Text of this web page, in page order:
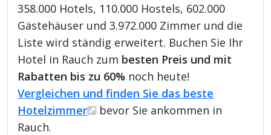
358.000 Hotels, 110.000 Hostels, 602.000
Gästehäuser und 3.972.000 Zimmer und die
Liste wird ständig erweitert. Buchen Sie Ihr
Hotel in Rauch zum besten Preis und mit
Rabatten bis zu 60% noch heute!
Vergleichen und finden Sie das beste
Hotelzimmer
bevor Sie ankommen in
Rauch.